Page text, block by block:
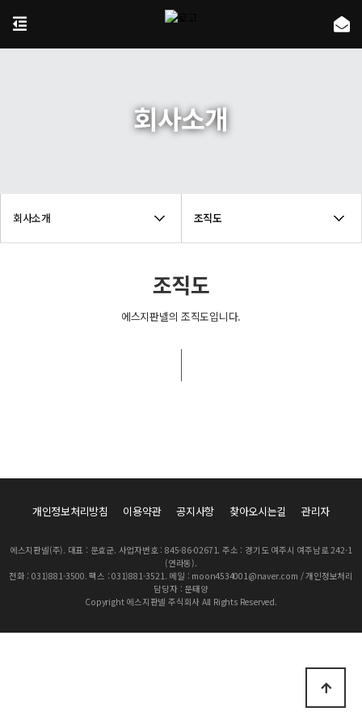
회사소개 조직도
회사소개
조직도
에스지판넬의 조직도입니다.
개인정보처리방침 이용약관 공지사항 찾아오시는길 관리자
에스지판넬(주). 대표 : 문효군. 사업자번호 : 845-86-02671. 주소 : 경기도 여주시 여주남로 242-1
(연라동).
전화 : 031)881-3500. 팩스 : 031)881-3521. 메일 : moon4534001@naver.com / 개인정보처리
담당자 : 문태양
Copyright 에스지판넬 주식회사 All Rights Reserved.